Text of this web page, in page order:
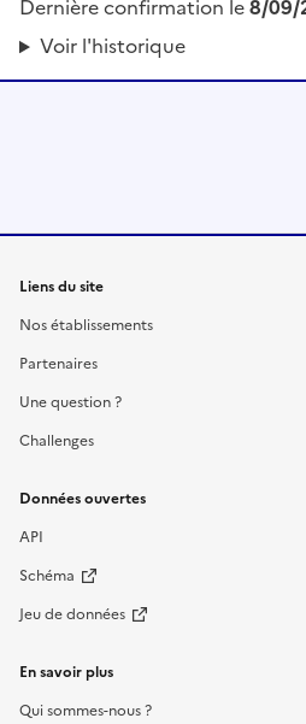
Dernière confirmation le8/09/
Voir l'historique
Liens du site
Nos établissements
Partenaires
Une question ?
Challenges
Données ouvertes
API
Schéma
Jeu de données
En savoir plus
Qui sommes-nous ?